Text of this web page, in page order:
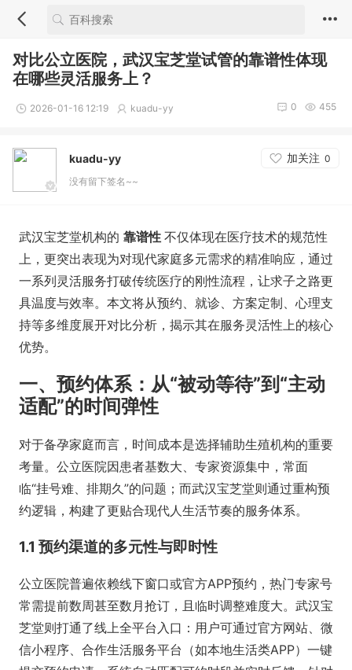
对比公立医院，武汉宝芝堂试管的靠谱性体现
在哪些灵活服务上？
2026-01-16 12:19 kuadu-yy 455
0
kuadu-yy 加关注 0
没有留下签名~~
武汉宝芝堂机构的 靠谱性 不仅体现在医疗技术的规范性
上，更突出表现为对现代家庭多元需求的精准响应，通过
一系列灵活服务打破传统医疗的刚性流程，让求子之路更
具温度与效率。本文将从预约、就诊、方案定制、心理支
持等多维度展开对比分析，揭示其在服务灵活性上的核心
优势。
一、预约体系：从“被动等待”到“主动
适配”的时间弹性
对于备孕家庭而言，时间成本是选择辅助生殖机构的重要
考量。公立医院因患者基数大、专家资源集中，常面
临“挂号难、排期久”的问题；而武汉宝芝堂则通过重构预
约逻辑，构建了更贴合现代人生活节奏的服务体系。
1.1 预约渠道的多元性与即时性
公立医院普遍依赖线下窗口或官方APP预约，热门专家号
常需提前数周甚至数月抢订，且临时调整难度大。武汉宝
芝堂则打通了线上全平台入口：用户可通过官方网站、微
信小程序、合作生活服务平台（如本地生活类APP）一键